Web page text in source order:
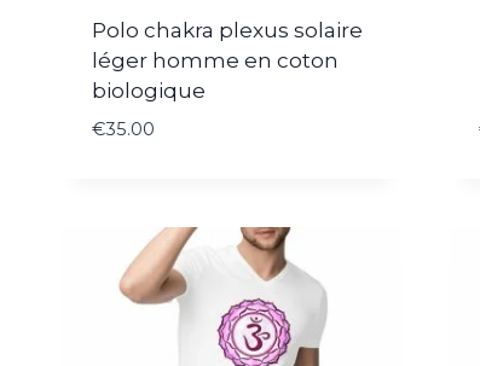
Polo chakra plexus solaire
léger homme en coton
biologique
€35.00